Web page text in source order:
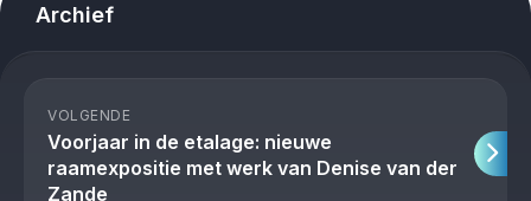
Archief
VOLGENDE
Voorjaar in de etalage: nieuwe
raamexpositie met werk van Denise van der
Zande